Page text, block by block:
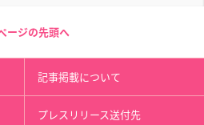
ージの先頭へ
記事掲載について
プレスリリース送付先